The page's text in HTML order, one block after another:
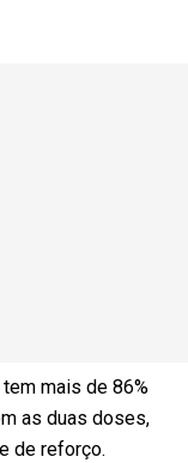
mais de 86%
as duas doses,
de reforço.